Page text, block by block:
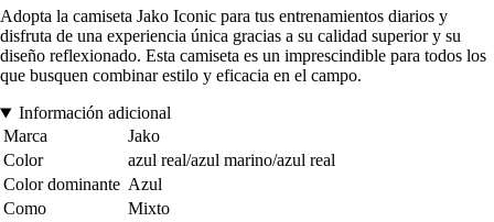
Adopta la camiseta Jako Iconic para tus entrenamientos diarios y
disfruta de una experiencia única gracias a su calidad superior y su
diseño reflexionado. Esta camiseta es un imprescindible para todos los
que busquen combinar estilo y eficacia en el campo.
Información adicional
Marca
Jako
Color
azul real/azul marino/azul real
Color dominante Azul
Como
Mixto